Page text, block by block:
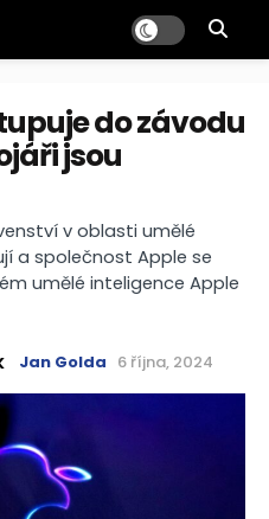
do závodu
jsou
v oblasti umělé
a společnost Apple se
umělé inteligence Apple
Jan Golda 6 října, 2024